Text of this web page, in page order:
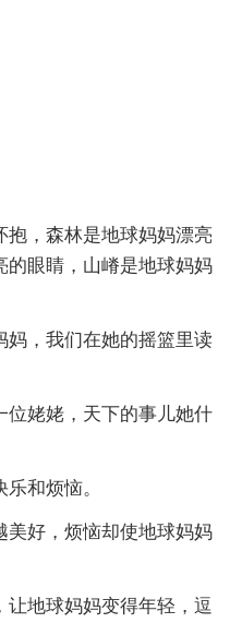
，森林是地球妈妈漂亮
的眼睛，山嵴是地球妈妈
，我们在她的摇篮里读
姥姥，天下的事儿她什
和烦恼。
好，烦恼却使地球妈妈
地球妈妈变得年轻，逗